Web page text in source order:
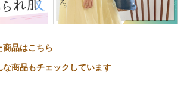
商品はこちら
な商品もチェックしています